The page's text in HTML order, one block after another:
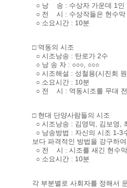
○ 낭 송 : 수상자 가운데 1인
○ 전 시 : 수상작들은 현수막
○ 소요시간 : 10분
□ 역동의 시조
○ 시조낭송 : 탄로가 2수
○ 낭 송 자 : ○○○, ○○○
○ 시조해설 : 성철용(시진회
○ 소요시간 : 10분
○ 전 시 : 역동시조를 무대 전
□ 현대 단양사람들의 시조
○ 시조낭송 : 김영덕, 김보영,
○ 낭송방법 : 자신의 시조 1-3
보다 파격적인 방법을 강구하
○ 전 시 : 시조를 새긴 현수
○ 소요시간 : 10분
각 부분별로 사회자를 정해서